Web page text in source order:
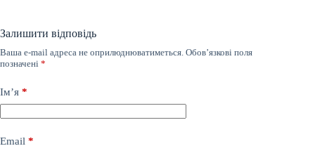
Залишити відповідь
Ваша e-mail адреса не оприлюднюватиметься. Обов’язкові поля
позначені *
Ім’я *
Email *